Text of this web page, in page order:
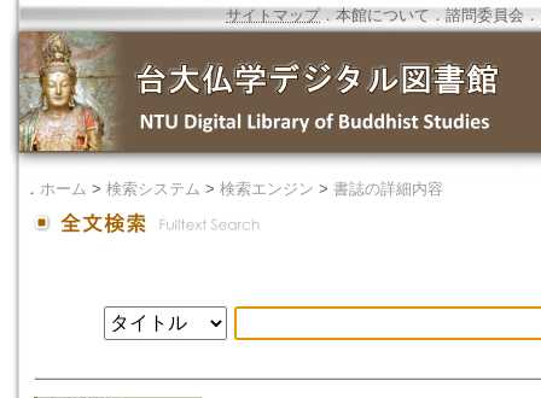
サイトマップ．本館について ． 諮問委員会 ．
． ホーム > 検索システム > 検索エンジン > 書誌の詳細内容